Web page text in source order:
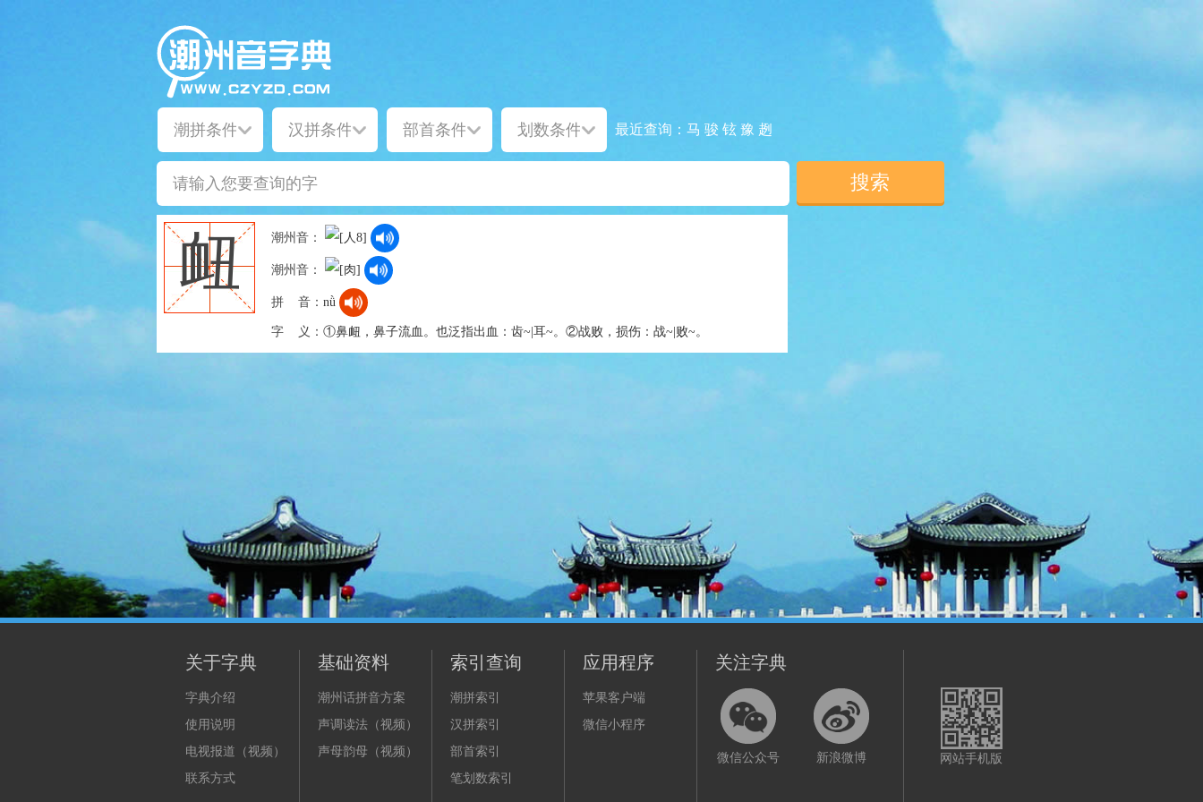
最近查询： 马 骏 铉 豫 趔
衄 潮州音：
潮州音：
拼 音： nǜ
字 义： ①鼻衄，鼻子流血。也泛指出血：齿~|耳~。②战败，损伤：战~|败~。
关于字典
字典介绍
使用说明
电视报道（视频）
联系方式
基础资料
潮州话拼音方案
声调读法（视频）
声母韵母（视频）
索引查询
潮拼索引
汉拼索引
部首索引
笔划数索引
应用程序
苹果客户端
微信小程序
关注字典
微信公众号 新浪微博 网站手机版